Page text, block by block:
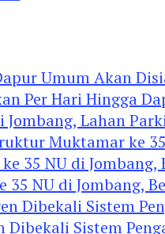
Per Hari Hingga
Muktamar ke
35 NU di Jombang,
Sistem